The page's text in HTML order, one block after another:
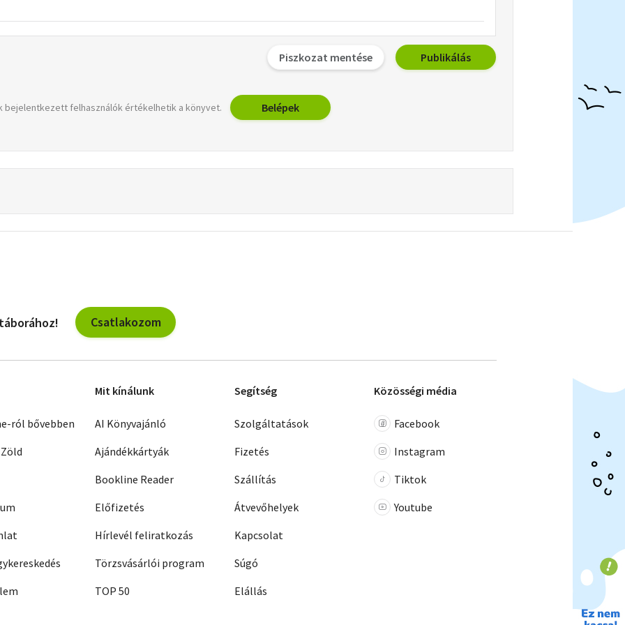
Piszkozat mentése Publikálás
bejelentkezett felhasználók értékelhetik a könyvet. Belépek
Csatlakozom
ról bővebben
Mit kínálunk
AI Könyvajánló
Ajándékkártyák
Bookline Reader
Előfizetés
Hírlevél feliratkozás
Törzsvásárlói program
TOP 50
Segítség
Szolgáltatások
Fizetés
Szállítás
Átvevőhelyek
Kapcsolat
Súgó
Elállás
Közösségi média
Facebook
Instagram
Tiktok
Youtube